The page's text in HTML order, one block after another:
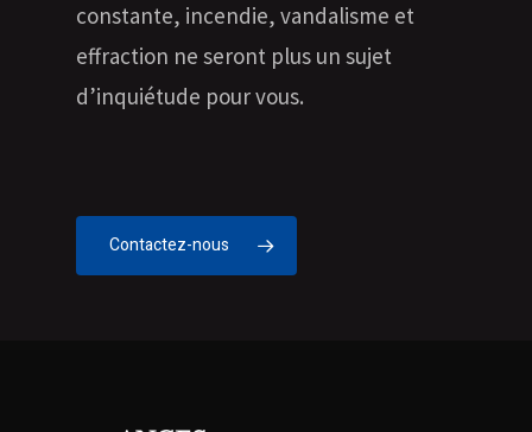
constante, incendie, vandalisme et
effraction ne seront plus un sujet
d’inquiétude pour vous.
Contactez-nous